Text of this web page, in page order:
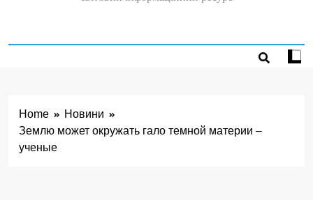
Home
Новини
Землю может окружать гало темной материи –
ученые